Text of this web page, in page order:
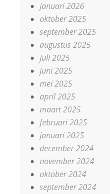
januari 2026
oktober 2025
september 2025
augustus 2025
juli 2025
juni 2025
mei 2025
april 2025
maart 2025
februari 2025
januari 2025
december 2024
november 2024
oktober 2024
september 2024